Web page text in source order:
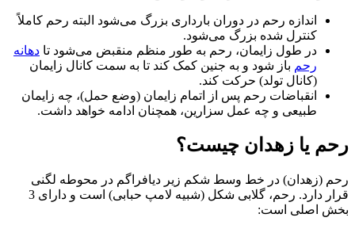
اندازه رحم در دوران بارداری بزرگ می‌شود البته رحم کاملاً
کنترل شده بزرگ می‌شود.
در طول زایمان، رحم به طور منظم منقبض می‌شود تادهانه
باز شود و به جنین کمک کند تا به سمت کانال زایمان
(کانال تولد) حرکت کند.
انقباضات رحم پس از اتمام زایمان (وضع حمل)، چه زایمان
طبیعی و چه عمل سزارین، همچنان ادامه خواهد داشت.
یا زهدان چیست؟
(زهدان) در خط وسط شکم زیر دیافراگم در محوطه لگنی
قرار دارد. رحم، گلابی شکل (شبیه لامپ حبابی) است و دارای 3
اصلی است: